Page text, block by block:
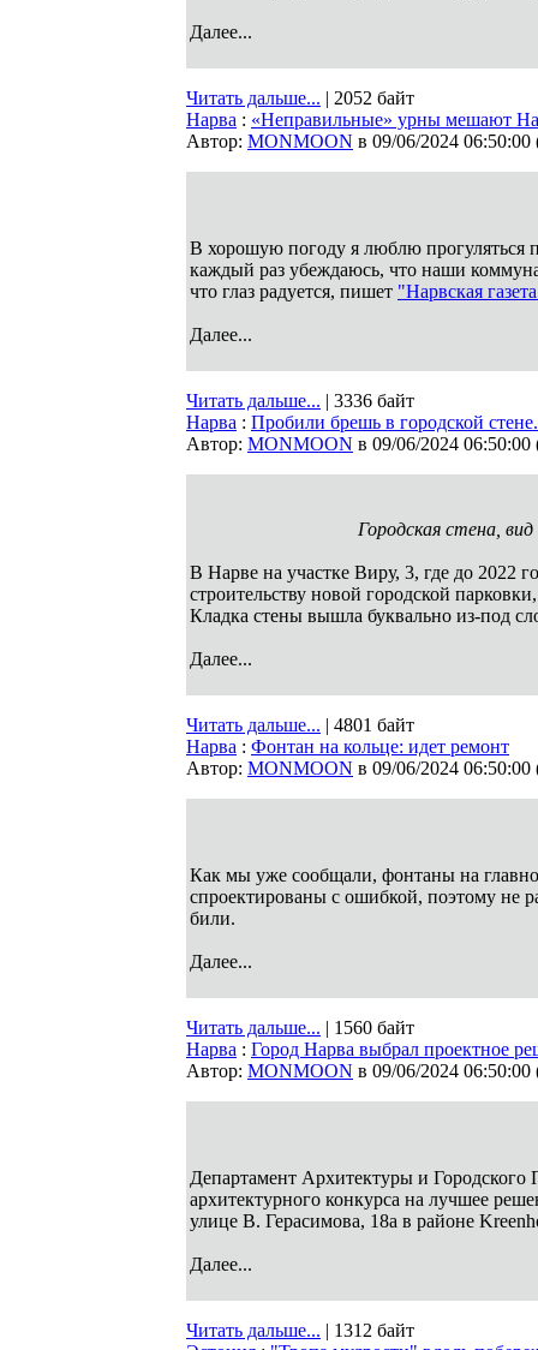
Далее...
Читать дальше... | 2052 байт
Нарва : «Неправильные» урны мешают
Автор: MONMOON в 09/06/2024 06:50:00
В хорошую погоду я люблю прогуляться
каждый раз убеждаюсь, что наши
что глаз радуется, пишет "Нарвская
Далее...
Читать дальше... | 3336 байт
Нарва : Пробили брешь в городской
Автор: MONMOON в 09/06/2024 06:50:00
Городская стена,
В Нарве на участке Виру, 3, где до 2022
строительству новой городской
Кладка стены вышла буквально из-под
Далее...
Читать дальше... | 4801 байт
Нарва : Фонтан на кольце: идет ремонт
Автор: MONMOON в 09/06/2024 06:50:00
Как мы уже сообщали, фонтаны на
спроектированы с ошибкой, поэтому не
били.
Далее...
Читать дальше... | 1560 байт
Нарва : Город Нарва выбрал проектное
Автор: MONMOON в 09/06/2024 06:50:00
Департамент Архитектуры и
архитектурного конкурса на лучшее
улице В. Герасимова, 18а в районе
Далее...
Читать дальше... | 1312 байт